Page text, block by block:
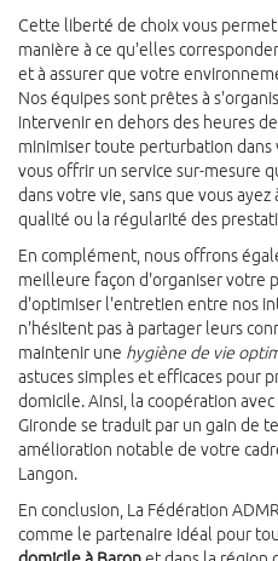
Cette liberté de choix vous
manière à ce qu'elles
et à assurer que votre
Nos équipes sont prêtes à
intervenir en dehors des heures
minimiser toute perturbation
vous offrir un service sur-mesure
dans votre vie, sans que vous
qualité ou la régularité des
En complément, nous offrons
meilleure façon d'organiser votre
d'optimiser l'entretien entre nos
n'hésitent pas à partager leurs
maintenir une hygiène de vie
astuces simples et efficaces pour
domicile. Ainsi, la coopération
Gironde se traduit par un gain de
amélioration notable de votre
Langon.
En conclusion, La Fédération
comme le partenaire idéal pour